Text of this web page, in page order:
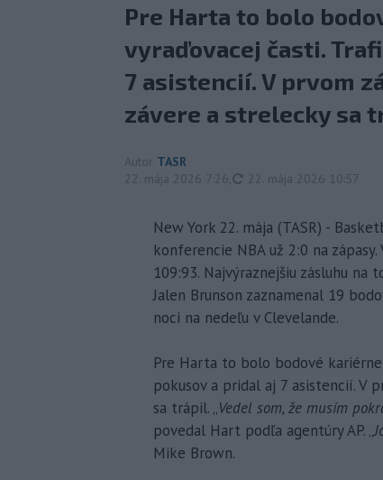
Pre Harta to bolo
vyraďovacej časti.
7 asistencií. V prvom
závere a strelecky sa
Autor TASR
22. mája 2026 7:26
aktualizované
22. mája 2026 10:57
New York 22. mája (TASR) -
konferencie NBA už 2:0 na
109:93. Najvýraznejšiu zásluhu
Jalen Brunson zaznamenal 19
noci na nedeľu v Clevelande.
Pre Harta to bolo bodové
pokusov a pridal aj 7 asistencií. V
sa trápil. „Vedel som, že musím
povedal Hart podľa agentúry AP. „
Mike Brown.